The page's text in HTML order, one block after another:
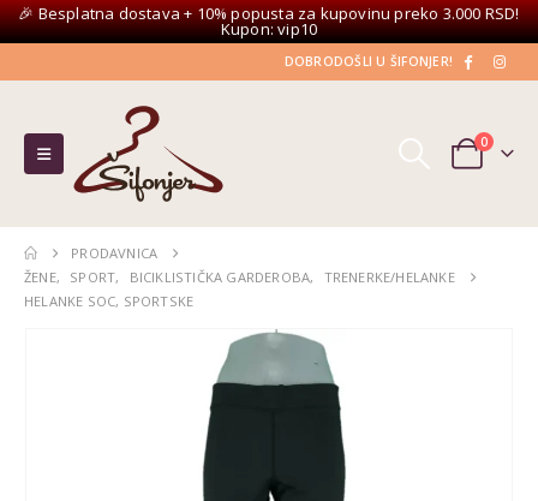
🎉 Besplatna dostava + 10% popusta za kupovinu preko 3.000 RSD!
Kupon: vip10
DOBRODOŠLI U ŠIFONJER!
0
PRODAVNICA
ŽENE, SPORT, BICIKLISTIČKA GARDEROBA,
TRENERKE/HELANKE
HELANKE SOC, SPORTSKE